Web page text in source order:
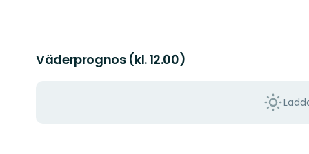
Väderprognos (kl. 12.00)